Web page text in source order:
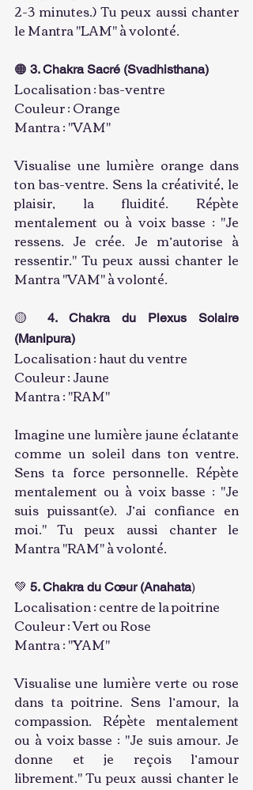
2-3 minutes.) Tu peux aussi chanter
le Mantra "LAM" à volonté.
🟠 3. Chakra Sacré (Svadhisthana)
Localisation : bas-ventre
Couleur : Orange
Mantra : "VAM"
Visualise une lumière orange dans
ton bas-ventre. Sens la créativité, le
plaisir, la fluidité. Répète
mentalement ou à voix basse : "Je
ressens. Je crée. Je m’autorise à
ressentir." Tu peux aussi chanter le
Mantra "VAM" à volonté.
🟡 4. Chakra du Plexus Solaire
(Manipura)
Localisation : haut du ventre
Couleur : Jaune
Mantra : "RAM"
Imagine une lumière jaune éclatante
comme un soleil dans ton ventre.
Sens ta force personnelle. Répète
mentalement ou à voix basse : "Je
suis puissant(e). J’ai confiance en
moi." Tu peux aussi chanter le
Mantra "RAM" à volonté.
💚 5. Chakra du Cœur (Anahata)
Localisation : centre de la poitrine
Couleur : Vert ou Rose
Mantra : "YAM"
Visualise une lumière verte ou rose
dans ta poitrine. Sens l’amour, la
compassion. Répète mentalement
ou à voix basse : "Je suis amour. Je
donne et je reçois l’amour
librement." Tu peux aussi chanter le